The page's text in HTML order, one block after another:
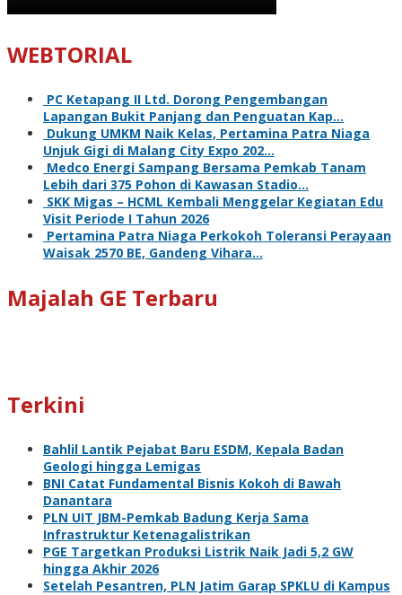
WEBTORIAL
PC Ketapang II Ltd. Dorong Pengembangan
Lapangan Bukit Panjang dan Penguatan Kap…
Dukung UMKM Naik Kelas, Pertamina Patra Niaga
Unjuk Gigi di Malang City Expo 202…
Medco Energi Sampang Bersama Pemkab Tanam
Lebih dari 375 Pohon di Kawasan Stadio…
SKK Migas – HCML Kembali Menggelar Kegiatan Edu
Visit Periode I Tahun 2026
Pertamina Patra Niaga Perkokoh Toleransi Perayaan
Waisak 2570 BE, Gandeng Vihara…
Majalah GE Terbaru
Terkini
Bahlil Lantik Pejabat Baru ESDM, Kepala Badan
Geologi hingga Lemigas
BNI Catat Fundamental Bisnis Kokoh di Bawah
Danantara
PLN UIT JBM-Pemkab Badung Kerja Sama
Infrastruktur Ketenagalistrikan
PGE Targetkan Produksi Listrik Naik Jadi 5,2 GW
hingga Akhir 2026
Setelah Pesantren, PLN Jatim Garap SPKLU di Kampus